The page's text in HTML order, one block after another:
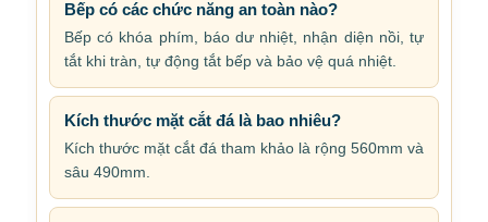
Bếp có các chức năng an toàn nào?
Bếp có khóa phím, báo dư nhiệt, nhận diện nồi, tự
tắt khi tràn, tự động tắt bếp và bảo vệ quá nhiệt.
Kích thước mặt cắt đá là bao nhiêu?
Kích thước mặt cắt đá tham khảo là rộng 560mm và
sâu 490mm.